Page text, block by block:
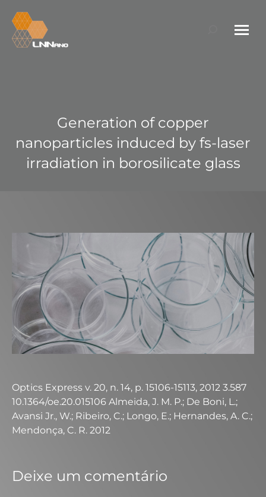
Search:
Generation of copper
nanoparticles induced by fs-laser
irradiation in borosilicate glass
Optics Express v. 20, n. 14, p. 15106-15113, 2012 3.587
10.1364/oe.20.015106 Almeida, J. M. P.; De Boni, L.;
Avansi Jr., W.; Ribeiro, C.; Longo, E.; Hernandes, A. C.;
Mendonça, C. R. 2012
Deixe um comentário